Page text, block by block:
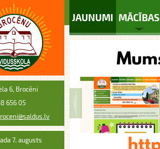
JAUNUMI MĀCĪBAS
6, Brocēni
656 05
7. augusts